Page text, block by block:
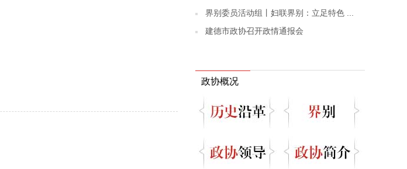
界别委员活动组丨妇联界别：立足特色 ...
建德市政协召开政情通报会
政协概况